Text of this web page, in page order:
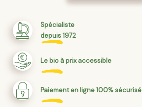
Spécialiste
depuis 1972
Le bio à prix accessible
Paiement en ligne 100% sécurisé